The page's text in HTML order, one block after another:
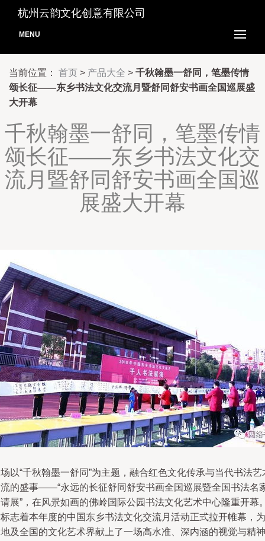
杭州云韵文化创意有限公司
MENU
当前位置： 首页 > 产品大全 > 千秋翰墨一舒同，笔墨传情
颂长征——东乡书法文化交流月暨舒同舒安书画全国巡展盛
大开幕
千秋翰墨一舒同，笔墨传情
颂长征——东乡书法文化交
流月暨舒同舒安书画全国巡
展盛大开幕
以“千秋翰墨一舒同”为主题，融合红色文化传承与当代书法艺
的盛事——“永远的长征舒同舒安书画全国巡展暨全国书法名
展”，在风景如画的佛岭国际公园书法文化艺术中心隆重开幕
志着本年度的中国东乡书法文化交流月活动正式拉开帷幕，为
及全国的文化艺术界献上了一场高水准、深内涵的视觉与精神